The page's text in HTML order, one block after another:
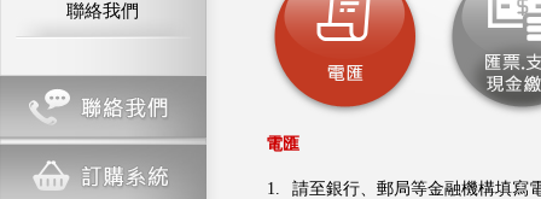
聯絡我們
電匯
1. 請至銀行、郵局等金融機構填寫